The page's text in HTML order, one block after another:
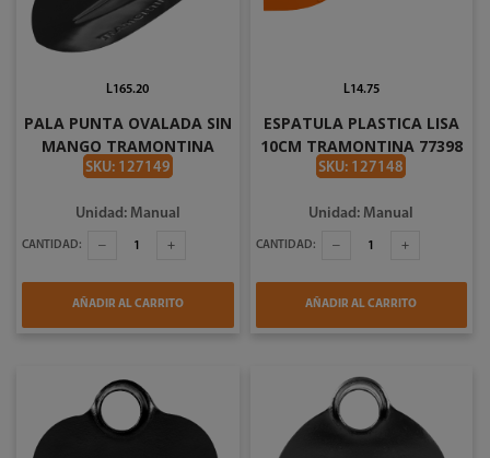
PALA PUNTA OVALADA SIN
MANGO TRAMONTINA
77416 024
SKU: 127149
L165.20
Unidad: Manual
CANTIDAD:
AÑADIR AL CARRITO
ESPATULA PLASTICA LISA
10CM TRAMONTINA 77398
101
SKU: 127148
L14.75
Unidad: Manual
CANTIDAD:
AÑADIR AL CARRITO